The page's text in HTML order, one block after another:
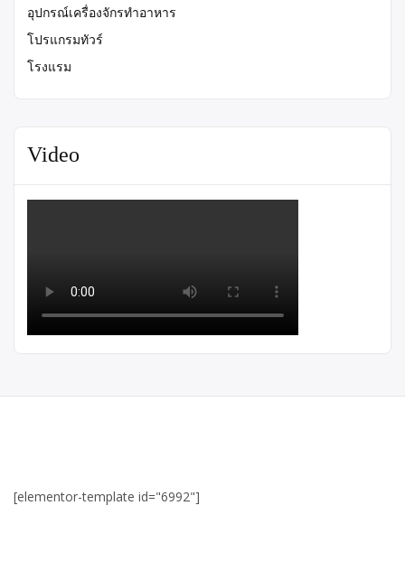
อุปกรณ์เครื่องจักรทำอาหาร
โปรแกรมทัวร์
โรงแรม
Video
[elementor-template id="6992"]